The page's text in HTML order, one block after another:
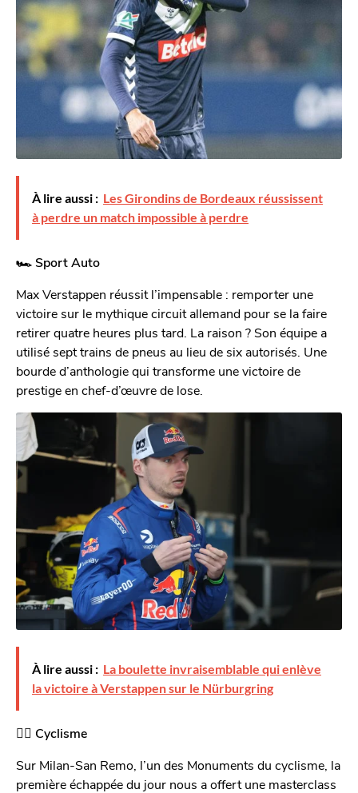
À lire aussi : Les Girondins de Bordeaux réussissent
à perdre un match impossible à perdre
🏎️ Sport Auto
Max Verstappen réussit l’impensable : remporter une
victoire sur le mythique circuit allemand pour se la faire
retirer quatre heures plus tard. La raison ? Son équipe a
utilisé sept trains de pneus au lieu de six autorisés. Une
bourde d’anthologie qui transforme une victoire de
prestige en chef-d’œuvre de lose.
À lire aussi : La boulette invraisemblable qui enlève
la victoire à Verstappen sur le Nürburgring
🚴‍♂️ Cyclisme
Sur Milan-San Remo, l’un des Monuments du cyclisme, la
première échappée du jour nous a offert une masterclass